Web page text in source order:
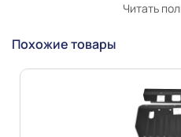
ограждает двигатель
неровным дорогам или с
камни. Защита может
пробитие картера,
Читать
Похожие товары